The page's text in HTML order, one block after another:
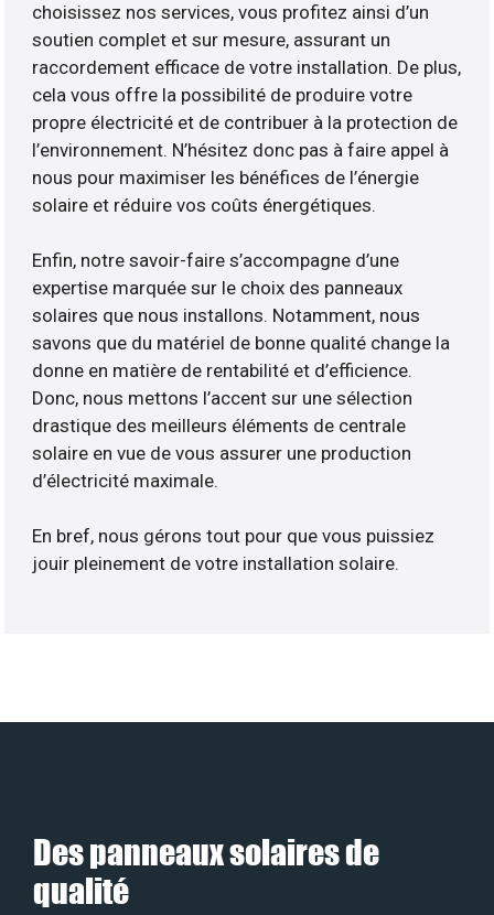
choisissez nos services, vous profitez ainsi d’un
soutien complet et sur mesure, assurant un
raccordement efficace de votre installation. De plus,
cela vous offre la possibilité de produire votre
propre électricité et de contribuer à la protection de
l’environnement. N’hésitez donc pas à faire appel à
nous pour maximiser les bénéfices de l’énergie
solaire et réduire vos coûts énergétiques.
Enfin, notre savoir-faire s’accompagne d’une
expertise marquée sur le choix des panneaux
solaires que nous installons. Notamment, nous
savons que du matériel de bonne qualité change la
donne en matière de rentabilité et d’efficience.
Donc, nous mettons l’accent sur une sélection
drastique des meilleurs éléments de centrale
solaire en vue de vous assurer une production
d’électricité maximale.
En bref, nous gérons tout pour que vous puissiez
jouir pleinement de votre installation solaire.
Des panneaux solaires de
qualité